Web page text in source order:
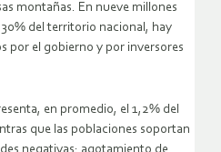
montañas. En nueve millones
del territorio nacional, hay
por el gobierno y por inversores
en promedio, el 1,2% del
que las poblaciones soportan